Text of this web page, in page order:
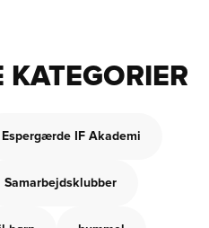
KATEGORIER
Espergærde IF Akademi
Samarbejdsklubber